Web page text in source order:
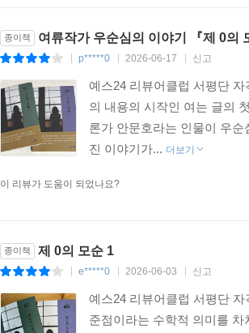
종이책 여류작가 우순심의 이야기 『제 0의
p*****0 2026-06-17 신고
예스24 리뷰어클럽 서평단
의 내용의 시작인 여는 글의
론가 안문호라는 인물이 우
진 이야기가... 더보기
이 리뷰가 도움이 되었나요?
종이책 제 0의 모순 1
e*****0 2026-06-03 신고
예스24 리뷰어클럽 서평단
준점이라는 수학적 의미를